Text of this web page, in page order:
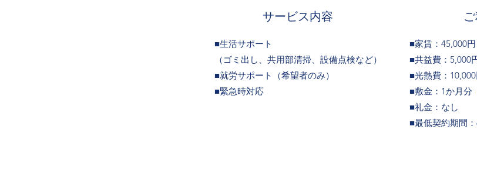
​サービス内容
■生活サポート
​（ゴミ出し、共用部清掃、設備点検など）
■就労サポート（希望者のみ）
■緊急時対応
■家賃：45,000円
​■共益費：5,000
■光熱費：
■敷金：1か月分
■礼金：なし
​■最低契約期間